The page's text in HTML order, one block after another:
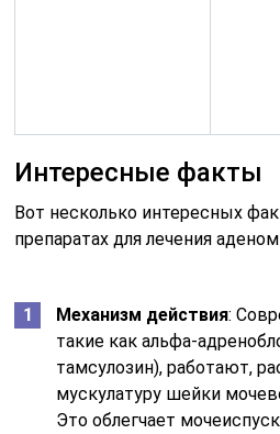
Интересные факты
Вот несколько интересных
препаратах для лечения
Механизм действия:
такие как альфа-
тамсулозин), работают,
мускулатуру шейки
Это облегчает